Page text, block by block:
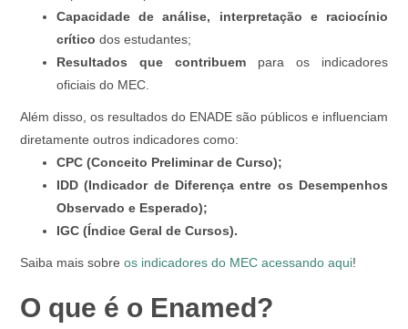
Capacidade de análise, interpretação e raciocínio
crítico dos estudantes;
Resultados que contribuem para os indicadores
oficiais do MEC.
Além disso, os resultados do ENADE são públicos e influenciam
diretamente outros indicadores como:
CPC (Conceito Preliminar de Curso);
IDD (Indicador de Diferença entre os Desempenhos
Observado e Esperado);
IGC (Índice Geral de Cursos).
Saiba mais sobre os indicadores do MEC acessando aqui!
O que é o Enamed?